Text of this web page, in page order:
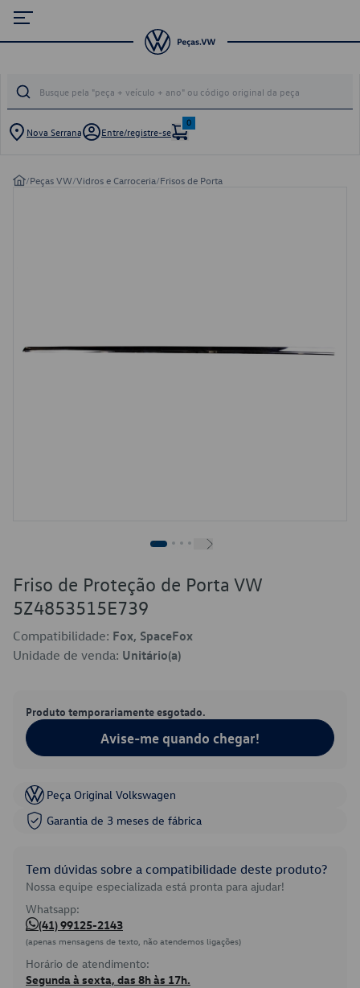
Nova Serrana Entre/registre-se
0
/Peças VW/Vidros e Carroceria/Frisos de Porta
Friso de Proteção de Porta VW
5Z4853515E739
Compatibilidade: Fox, SpaceFox
Unidade de venda: Unitário(a)
Produto temporariamente esgotado.
Avise-me quando chegar!
Peça Original Volkswagen
Garantia de 3 meses de fábrica
Tem dúvidas sobre a compatibilidade deste produto?
Nossa equipe especializada está pronta para ajudar!
Whatsapp:
(41) 99125-2143
(apenas mensagens de texto, não atendemos ligações)
Horário de atendimento:
Segunda à sexta, das 8h às 17h.